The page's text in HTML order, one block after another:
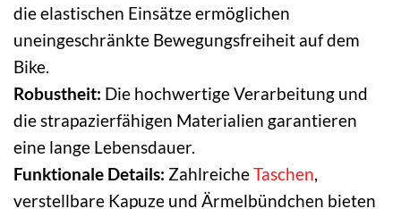
die elastischen Einsätze ermöglichen
uneingeschränkte Bewegungsfreiheit auf dem
Bike.
Robustheit: Die hochwertige Verarbeitung und
die strapazierfähigen Materialien garantieren
eine lange Lebensdauer.
Funktionale Details: ZahlreicheTaschen,
verstellbare Kapuze und Ärmelbündchen bieten